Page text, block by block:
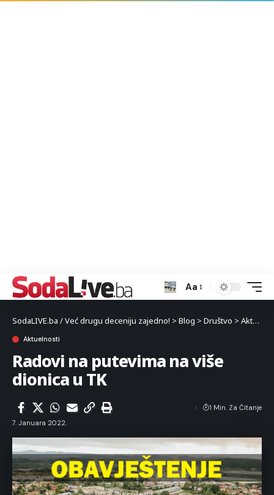
Aa
SodaLIVE.ba / Već drugu deceniju zajedno! > Blog > Društvo > Aktuelnosti
Aktuelnosti
Radovi na putevima na više
dionica u TK
7. Januara 2022.
1 Min. Za Čitanje